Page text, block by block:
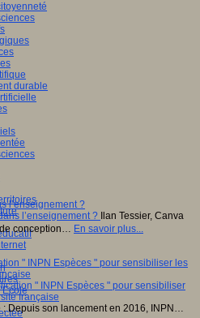
durable
l’enseignement ?
Ilan Tessier, Canva
conception… En savoir plus...
" INPN Espèces " pour sensibiliser les
Depuis son lancement en 2016, INPN…